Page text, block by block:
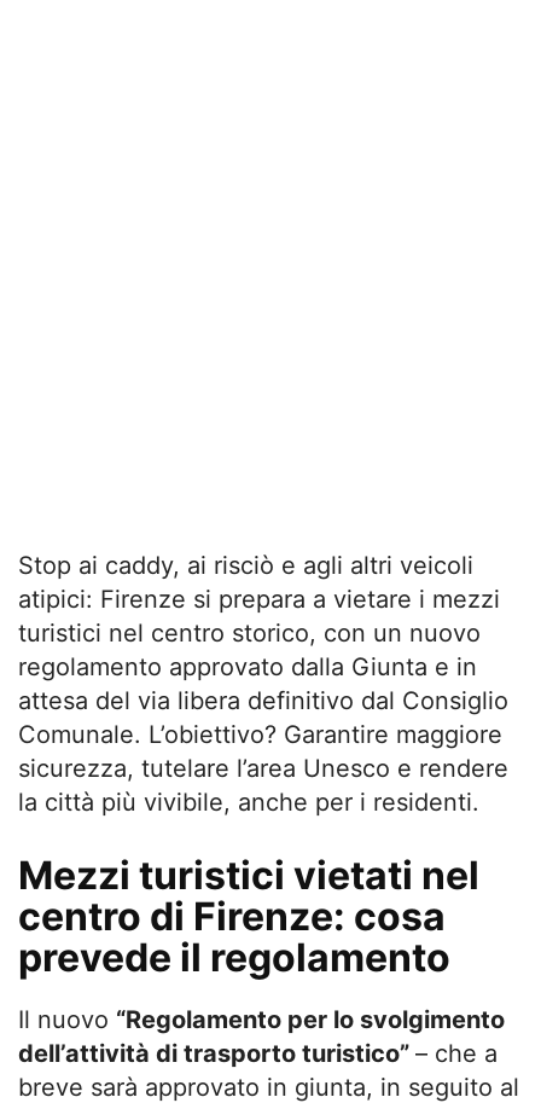
Stop ai caddy, ai risciò e agli altri veicoli
atipici: Firenze si prepara a vietare i mezzi
turistici nel centro storico, con un nuovo
regolamento approvato dalla Giunta e in
attesa del via libera definitivo dal Consiglio
Comunale. L’obiettivo? Garantire maggiore
sicurezza, tutelare l’area Unesco e rendere
la città più vivibile, anche per i residenti.
Mezzi turistici vietati nel
centro di Firenze: cosa
prevede il regolamento
Il nuovo “Regolamento per lo svolgimento
dell’attività di trasporto turistico” – che a
breve sarà approvato in giunta, in seguito al